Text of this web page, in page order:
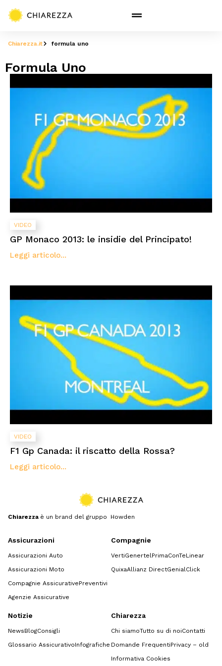
Chiarezza.it formula uno
Formula Uno
VIDEO
GP Monaco 2013: le insidie del Principato!
Leggi articolo...
VIDEO
F1 Gp Canada: il riscatto della Rossa?
Leggi articolo...
Chiarezza è un brand del gruppo Howden
Assicurazioni
Assicurazioni Auto
Assicurazioni Moto
Compagnie AssicurativePreventivi
Agenzie Assicurative
Compagnie
VertiGenertel PrimaConTeLinear
QuixaAllianz DirectGenialClick
Notizie
NewsBlogConsigli
Glossario AssicurativoInfografiche
Chiarezza
Chi siamoTutto su di noiContatti
Domande FrequentiPrivacy – old
Informativa Cookies